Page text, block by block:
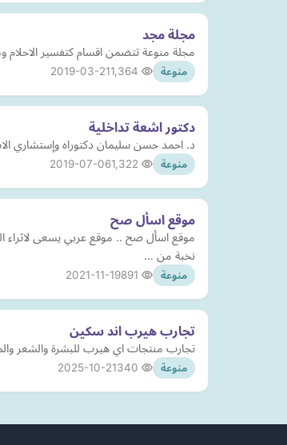
مجلة مجد
مجلة منوعة تتضمن اقسام كتفسير
منوعة 2019-03-21
دكتور اشعة تداخلية
د. احمد حسن سليمان دكتوراه
منوعة 2019-07-06
موقع اسأل صح
موقع اسأل صح .. موقع عربي يسعى لاثراء
نخبة من …
منوعة 2021-11-19
تجارب هيرب اند سكين
تجارب منتجات اي هيرب للبشرة والشعر
منوعة 2025-10-21